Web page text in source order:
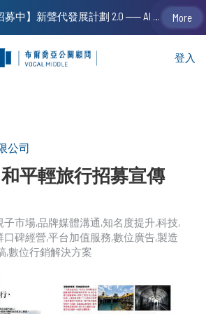
登入
公司
和平輕旅行招募宣傳
子市場品牌媒體溝通 知名度提升科技
口碑經營 平台加值服務 數位廣告製造
數位行銷解決方案
【VM 布爾喬亞招募中】新聲代發展計劃 2.0 ── AI PR 人才加速養成計劃（歡迎「應屆畢業生」、「一年以下相關 / 三年以下非相關經驗工作者」申請加入） More